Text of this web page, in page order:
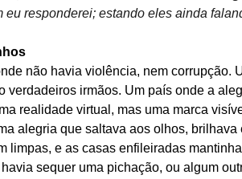
eu responderei; estando eles ainda
não havia violência, nem corrupção.
verdadeiros irmãos. Um país onde a
realidade virtual, mas uma marca
alegria que saltava aos olhos,
limpas, e as casas enfileiradas
sequer uma pichação, ou algum